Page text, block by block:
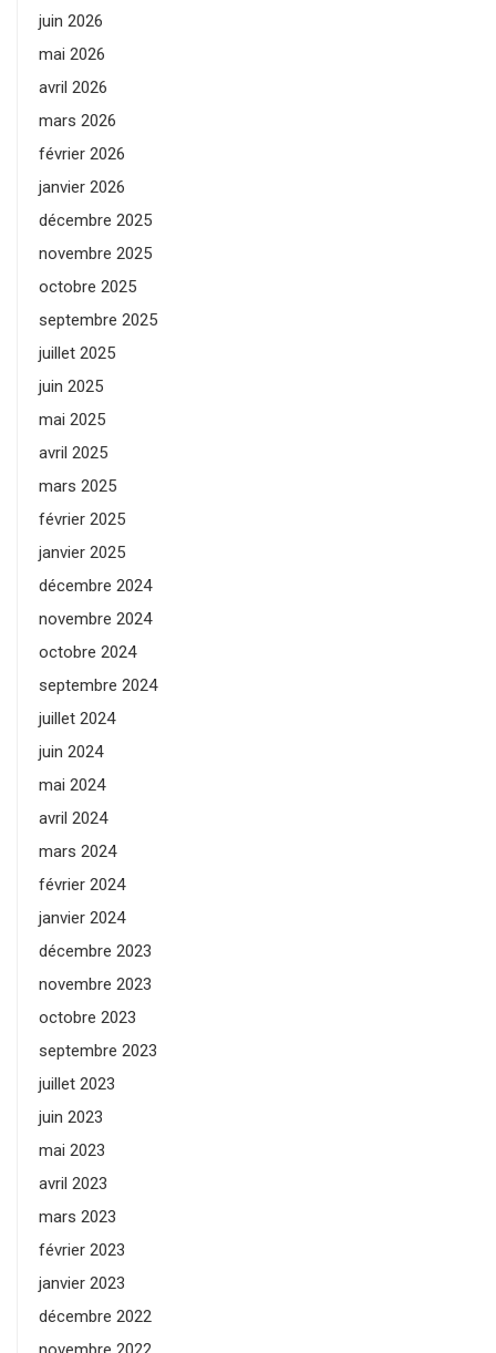
juin 2026
mai 2026
avril 2026
mars 2026
février 2026
janvier 2026
décembre 2025
novembre 2025
octobre 2025
septembre 2025
juillet 2025
juin 2025
mai 2025
avril 2025
mars 2025
février 2025
janvier 2025
décembre 2024
novembre 2024
octobre 2024
septembre 2024
juillet 2024
juin 2024
mai 2024
avril 2024
mars 2024
février 2024
janvier 2024
décembre 2023
novembre 2023
octobre 2023
septembre 2023
juillet 2023
juin 2023
mai 2023
avril 2023
mars 2023
février 2023
janvier 2023
décembre 2022